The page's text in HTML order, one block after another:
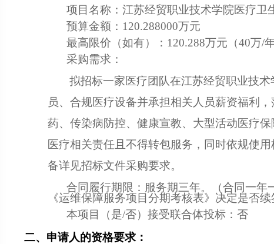
项目名称： 江苏经贸职业技术学院医疗卫
预算金额： 120.288000万元
最高限价（如有）： 120.288万元（40万/
采购需求：
拟招标一家医疗团队在江苏经贸职业技
员、合规医疗设备并承担相关人员薪资福利，
药、传染病防控、健康宣教、大型活动医疗
医疗相关责任且不得转包服务，同时依规使
备详见招标文件采购要求。
合同履行期限： 服务期三年。（合同一年
《运维保障服务项目分期考核表》决定是否续
本项目（是/否）接受联合体投标： 否
二、申请人的资格要求：